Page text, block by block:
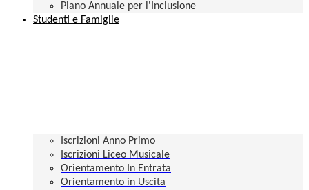
Piano Annuale per l'Inclusione
Studenti e Famiglie
Iscrizioni Anno Primo
Iscrizioni Liceo Musicale
Orientamento In Entrata
Orientamento in Uscita